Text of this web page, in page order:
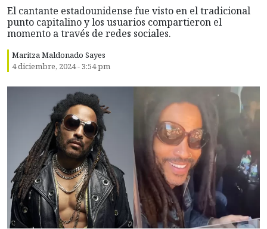
El cantante estadounidense fue visto en el tradicional
punto capitalino y los usuarios compartieron el
momento a través de redes sociales.
Maritza Maldonado Sayes
4 diciembre, 2024 - 3:54 pm